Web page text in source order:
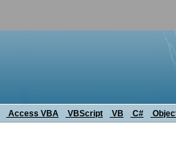
Access VBA VBScript VB C#